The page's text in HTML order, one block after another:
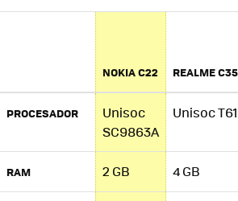
NOKIA C22 REALME C35
PROCESADOR
Unisoc
SC9863A
Unisoc
RAM 2 GB 4 GB